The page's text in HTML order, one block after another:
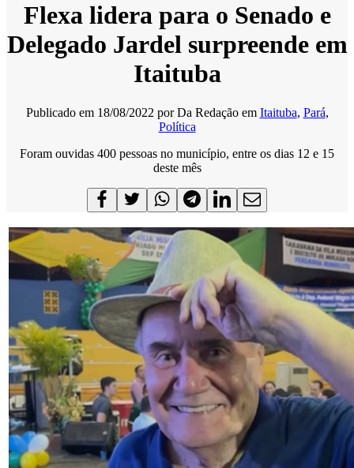
Flexa lidera para o Senado e
Delegado Jardel surpreende em
Itaituba
Publicado em 18/08/2022 porDa Redação em Itaituba, Pará,
Política
Foram ouvidas 400 pessoas no município, entre os dias 12 e 15
deste mês